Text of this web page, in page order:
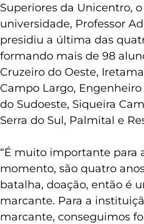
Superiores da Unicentro,
universidade, Professor
presidiu a última das
formando mais de 98
Cruzeiro do Oeste,
Campo Largo,
do Sudoeste, Siqueira
Serra do Sul, Palmital e
“É muito importante para
momento, são quatro
batalha, doação, então é
marcante. Para a
marcante, conseguimos